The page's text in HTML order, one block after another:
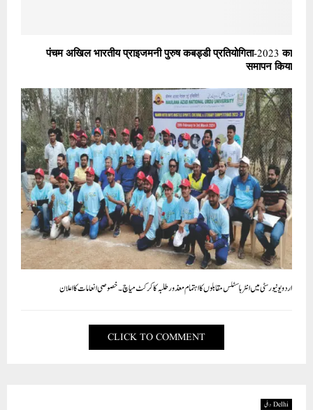
पंचम अखिल भारतीय प्राइजमनी पुरुष कबड्डी प्रतियोगिता-2023 का
समापन किया
اردو یونیورسٹی میں انٹر ہاسٹلس مقابلوں کا اہتمام معذور طلبہ کا کرکٹ میاچ۔ خصوصی انعامات کا اعلان
CLICK TO COMMENT
Delhi دہلی